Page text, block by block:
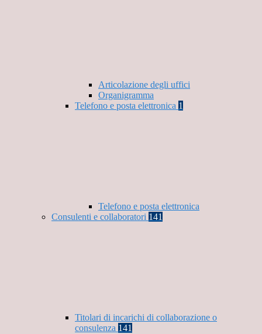
Articolazione degli uffici
Organigramma
Telefono e posta elettronica 1
Telefono e posta elettronica
Consulenti e collaboratori 141
Titolari di incarichi di collaborazione o
consulenza 141